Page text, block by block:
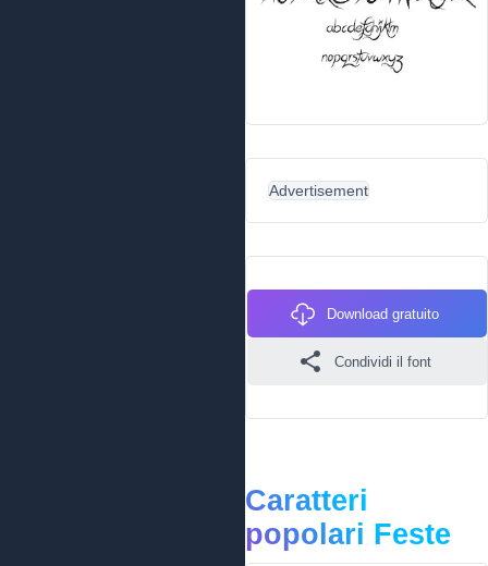
Advertisement
Download gratuito
Condividi il font
Caratteri
popolari Feste